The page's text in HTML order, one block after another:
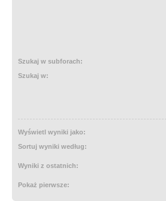
Szukaj w subforach:
Szukaj w:
Wyświetl wyniki jako:
Sortuj wyniki według:
Wyniki z ostatnich:
Pokaż pierwsze: